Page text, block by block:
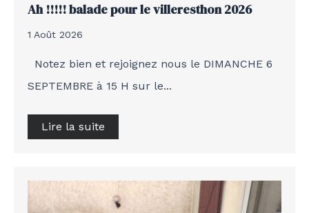
Ah !!!!! balade pour le villeresthon 2026
1 Août 2026
Notez bien et rejoignez nous le DIMANCHE 6
SEPTEMBRE à 15 H sur le...
Lire la suite